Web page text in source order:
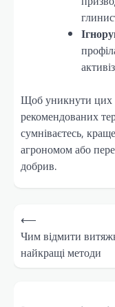
Щоб уникнути цих
рекомендованих
сумніваєтесь,
агрономом або
добрив.
Навігація
записів
⟵
Чим відмити
найкращі методи